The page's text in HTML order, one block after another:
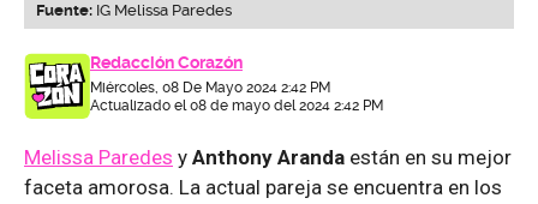
Fuente: IG Melissa Paredes
Redacción Corazón
Miércoles, 08 De Mayo 2024 2:42 PM
Actualizado el 08 de mayo del 2024 2:42 PM
Melissa Paredes y Anthony Aranda están en su mejor
faceta amorosa. La actual pareja se encuentra en los